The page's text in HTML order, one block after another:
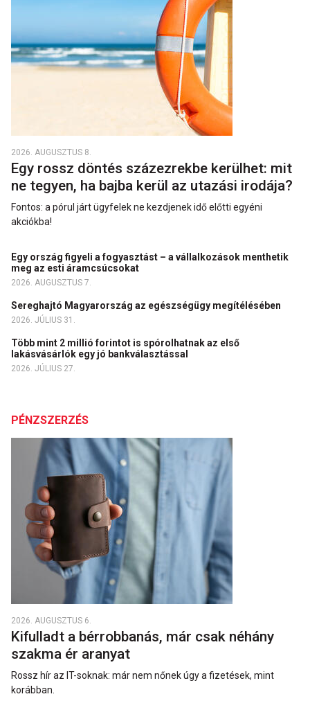
2026. AUGUSZTUS 8.
Egy rossz döntés százezrekbe kerülhet: mit
ne tegyen, ha bajba kerül az utazási irodája?
Fontos: a pórul járt ügyfelek ne kezdjenek idő előtti egyéni
akciókba!
Egy ország figyeli a fogyasztást – a vállalkozások menthetik
meg az esti áramcsúcsokat
2026. AUGUSZTUS 7.
Sereghajtó Magyarország az egészségügy megítélésében
2026. JÚLIUS 31.
Több mint 2 millió forintot is spórolhatnak az első
lakásvásárlók egy jó bankválasztással
2026. JÚLIUS 27.
PÉNZSZERZÉS
2026. AUGUSZTUS 6.
Kifulladt a bérrobbanás, már csak néhány
szakma ér aranyat
Rossz hír az IT-soknak: már nem nőnek úgy a fizetések, mint
korábban.